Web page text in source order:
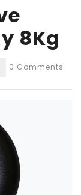
8Kg
0 Comments